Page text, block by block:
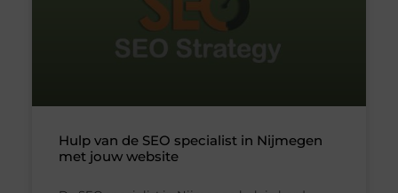
Hulp van de SEO specialist in Nijmegen
met jouw website